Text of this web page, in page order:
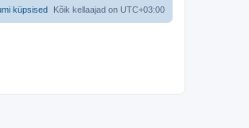
Kõik kellaajad on UTC+03:00
küpsised